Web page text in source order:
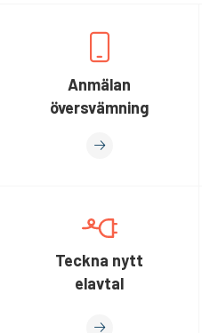
Anmälan
översvämning
Teckna nytt
elavtal